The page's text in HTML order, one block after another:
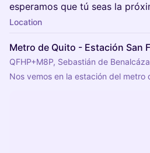
esperamos que tú seas la
Location
Metro de Quito - Estación San
QFHP+M8P, Sebastián de
Nos vemos en la estación del metro